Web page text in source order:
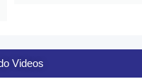
Videos